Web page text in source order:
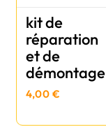
kit de
réparation
et de
démontage
4,00 €